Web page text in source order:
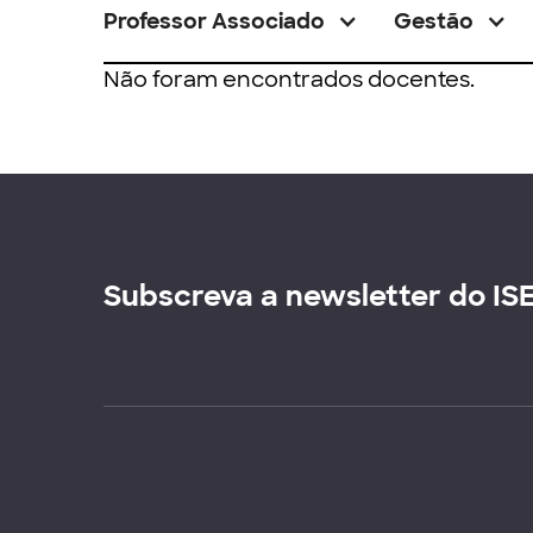
Professor Associado Gestão
Não foram encontrados docentes.
Subscreva a newsletter do